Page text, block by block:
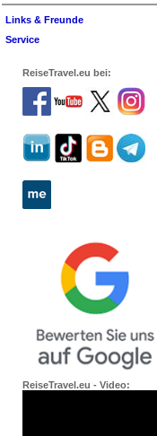
Links & Freunde
Service
ReiseTravel.eu bei:
ReiseTravel.eu - Video: